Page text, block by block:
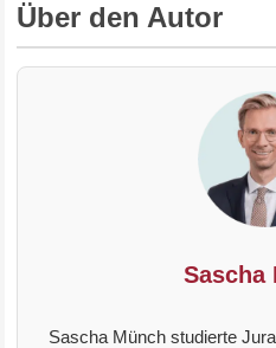
Über den Autor
Sascha
Sascha Münch studierte